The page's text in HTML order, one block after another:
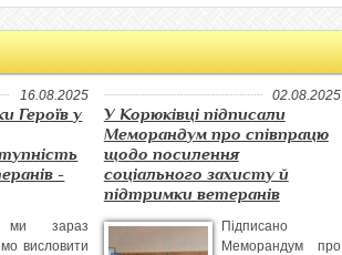
16.08.2025
Героїв у
-
зараз
висловити
02.08.2025
У Корюківці підписали
Меморандум про співпрацю
щодо посилення
соціального захисту й
підтримки ветеранів
Підписано
Меморандум про